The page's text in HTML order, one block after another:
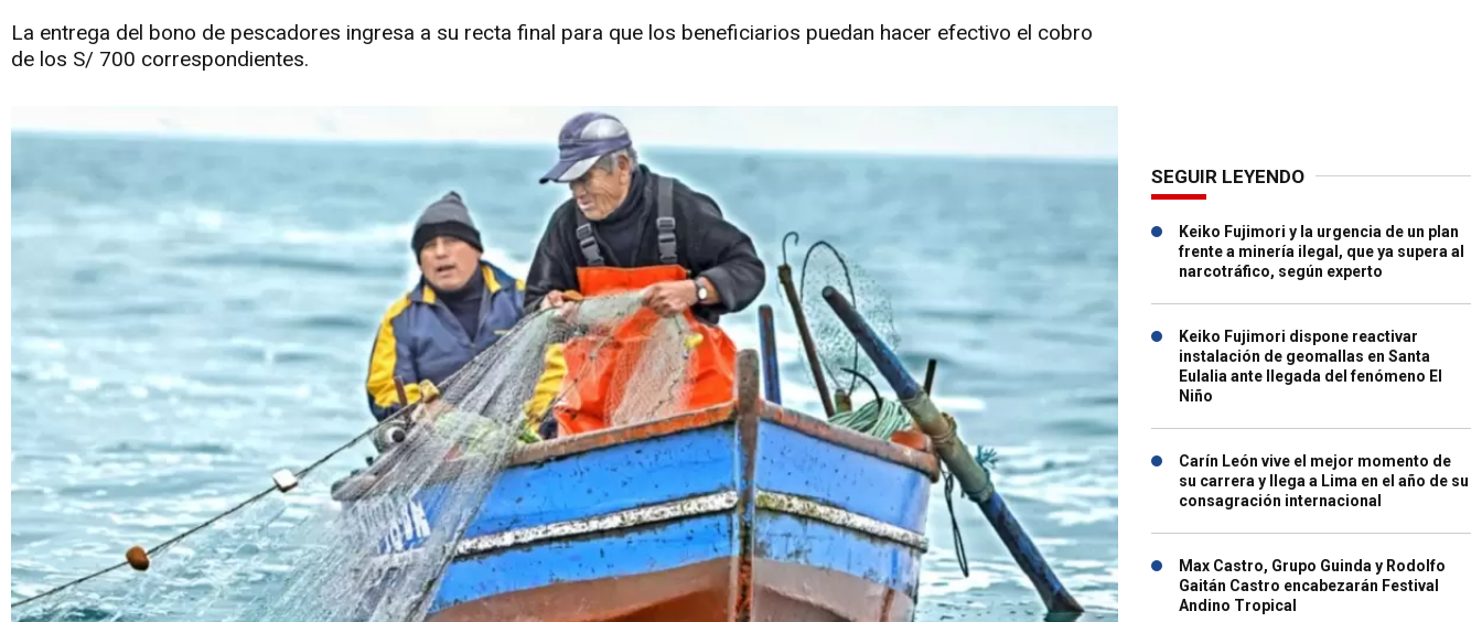
La entrega del bono de pescadores ingresa a su recta final para que los beneficiarios puedan hacer efectivo el cobro
de los S/ 700 correspondientes.
SEGUIR LEYENDO
Keiko Fujimori y la urgencia de un plan
frente a minería ilegal, que ya supera al
narcotráfico, según experto
Keiko Fujimori dispone reactivar
instalación de geomallas en Santa
Eulalia ante llegada del fenómeno El
Niño
Carín León vive el mejor momento de
su carrera y llega a Lima en el año de su
consagración internacional
Max Castro, Grupo Guinda y Rodolfo
Gaitán Castro encabezarán Festival
Andino Tropical